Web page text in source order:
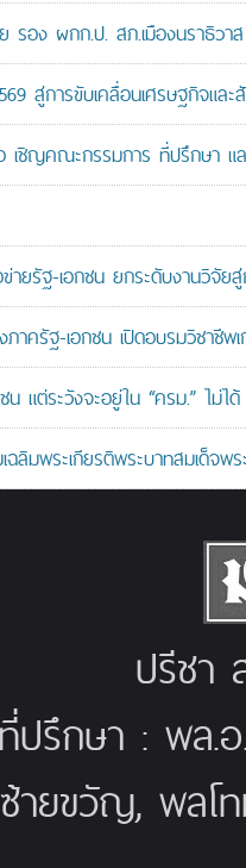
รอง ผกก.ป. สภ.เมืองนราธิว
สู่การขับเคลื่อนเศรษฐกิจแล
ชิญคณะกรรมการ ที่ปรึกษา แ
รัฐ-เอกชน ยกระดับงานวิจัยสู่
าครัฐ-เอกชน เปิดอบรมวิชาชี
แต่ระวังจะอยู่ใน “ครม.” ไม่ได้
พระเกียรติพระบาทสมเด็จพร
ปรีชา
ปรึกษา : พล.
ายขวัญ, พล